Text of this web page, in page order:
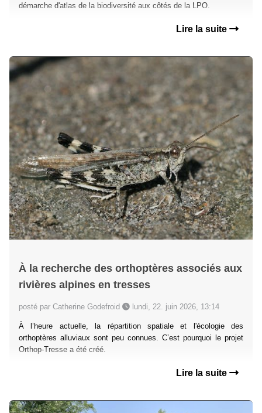
démarche d'atlas de la biodiversité aux côtés de la LPO.
Lire la suite
À la recherche des orthoptères associés aux
rivières alpines en tresses
posté par Catherine Godefroid lundi, 22. juin 2026, 13:14
À l’heure actuelle, la répartition spatiale et l'écologie des
orthoptères alluviaux sont peu connues. C’est pourquoi le projet
Orthop-Tresse a été créé.
Lire la suite